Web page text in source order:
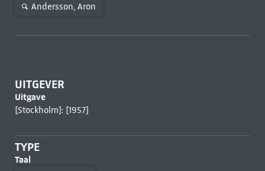
Andersson, Aron
UITGEVER
Uitgave
[Stockholm]: [1957]
TYPE
Taal